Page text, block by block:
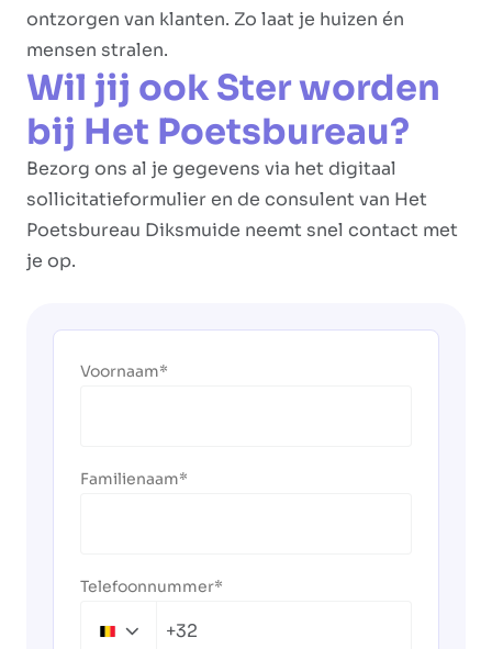
ontzorgen van klanten. Zo laat je huizen én
mensen stralen.
Wil jij ook Ster worden
bij Het Poetsbureau?
Bezorg ons al je gegevens via het digitaal
sollicitatieformulier en de consulent van Het
Poetsbureau Diksmuide neemt snel contact met
je op.
Voornaam
Familienaam
Telefoonnummer
Belgium+32